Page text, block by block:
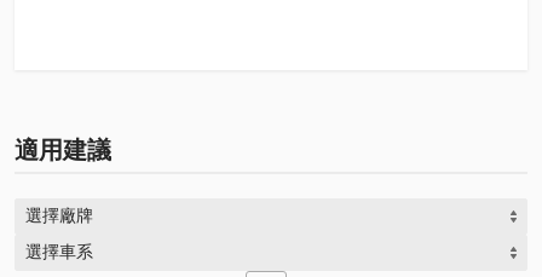
適用建議
選擇廠牌
選擇車系